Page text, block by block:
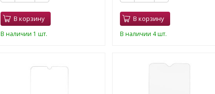
В корзину
В наличии 1 шт.
В корзину
В наличии 4 шт.